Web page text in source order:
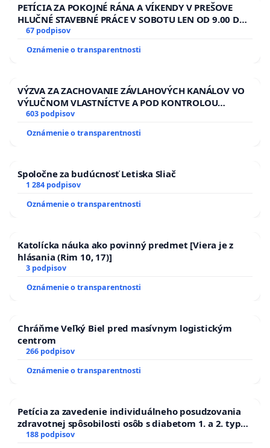
PETÍCIA ZA POKOJNÉ RÁNA A VÍKENDY V PREŠOVE
HLUČNÉ STAVEBNÉ PRÁCE V SOBOTU LEN OD 9.00 DO
13.00 HOD., CEZ PRACOVNÝ TÝŽDEŇ CIEĽ 8.00 – 18.00
ĎUMBIERSKEJ/MAGU
67 podpisov
Oznámenie o transparentnosti
VÝZVA ZA ZACHOVANIE ZÁVLAHOVÝCH KANÁLOV VO
VÝLUČNOM VLASTNÍCTVE A POD KONTROLOU
SLOVENSKEJ REPUBLIKY & žiadosť na riešenie
kanálov na Slovensku
603 podpisov
Oznámenie o transparentnosti
Spoločne za budúcnosť Letiska Sliač
1 284 podpisov
Oznámenie o transparentnosti
Katolícka náuka ako povinný predmet [Viera je z
hlásania (Rim 10, 17)]
3 podpisov
Oznámenie o transparentnosti
Chráňme Veľký Biel pred masívnym logistickým
centrom
266 podpisov
Oznámenie o transparentnosti
Petícia za zavedenie individuálneho posudzovania
zdravotnej spôsobilosti osôb s diabetom 1. a 2. typu
pri prijímaní do Policajného zboru SR
188 podpisov